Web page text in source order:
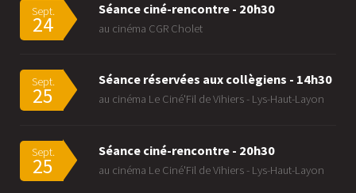
Sept.
24
Séance ciné-rencontre - 20h30
au cinéma CGR Cholet
Sept.
25
Séance réservées aux collègiens - 14h30
au cinéma Le Ciné'Fil de Vihiers - Lys-Haut-Layon
Sept.
25
Séance ciné-rencontre - 20h30
au cinéma Le Ciné'Fil de Vihiers - Lys-Haut-Layon